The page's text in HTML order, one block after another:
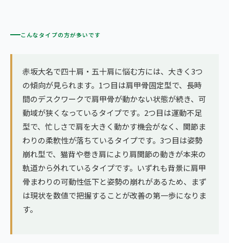
こんなタイプの方が多いです
赤坂大名で四十肩・五十肩に悩む方には、大きく3つ
の傾向が見られます。1つ目は肩甲骨固定型で、長時
間のデスクワークで肩甲骨が動かない状態が続き、可
動域が狭くなっているタイプです。2つ目は運動不足
型で、忙しさで肩を大きく動かす機会がなく、関節ま
わりの柔軟性が落ちているタイプです。3つ目は姿勢
崩れ型で、猫背や巻き肩により肩関節の動きが本来の
軌道から外れているタイプです。いずれも背景に肩甲
骨まわりの可動性低下と姿勢の崩れがあるため、まず
は現状を数値で把握することが改善の第一歩になりま
す。